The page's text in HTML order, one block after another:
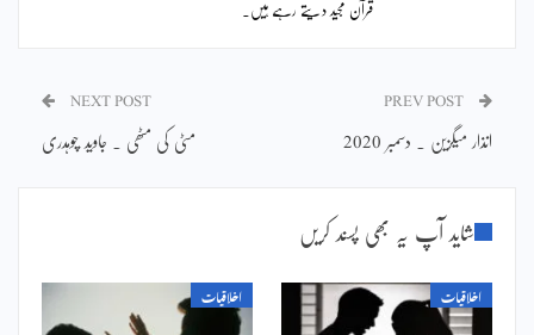
قرآن مجید دیتے رہے ہیں۔
انذار میگزین ۔ دسمبر 2020
NEXT POST
مٹی کی مٹھی ۔ جاوید چوہدری
شاید آپ یہ بھی پسند کریں
اخلاقیات اخلاقیات